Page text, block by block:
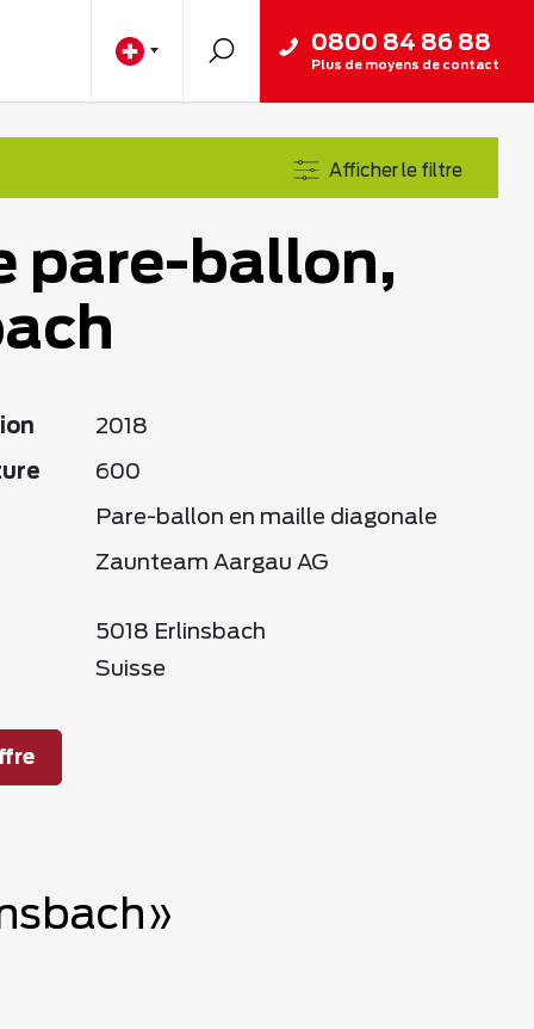
0800 84 86 88
Plus de moyens de contact
Afficher le filtre
pare-ballon,
2018
600
Pare-ballon en maille diagonale
Zaunteam Aargau AG
5018 Erlinsbach
Suisse